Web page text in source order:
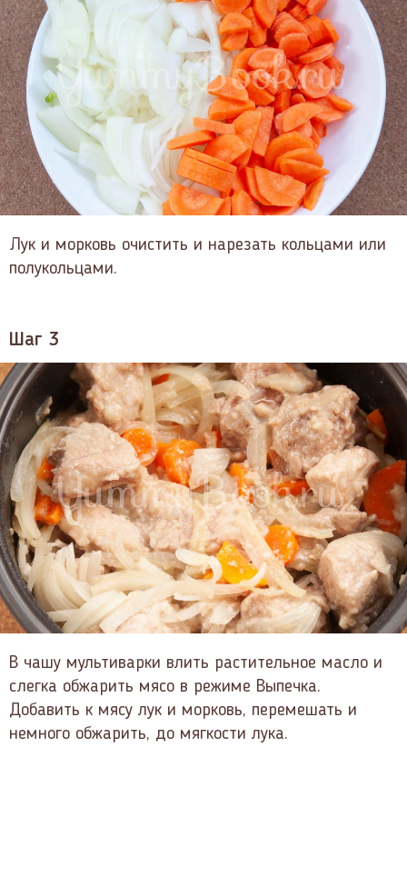
Лук и морковь очистить и нарезать кольцами или
полукольцами.
Шаг 3
В чашу мультиварки влить растительное масло и
слегка обжарить мясо в режиме Выпечка.
Добавить к мясу лук и морковь, перемешать и
немного обжарить, до мягкости лука.